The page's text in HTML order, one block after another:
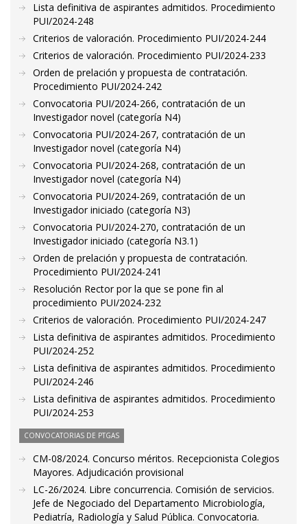
Lista definitiva de aspirantes admitidos. Procedimiento
PUI/2024-248
Criterios de valoración. Procedimiento PUI/2024-244
Criterios de valoración. Procedimiento PUI/2024-233
Orden de prelación y propuesta de contratación.
Procedimiento PUI/2024-242
Convocatoria PUI/2024-266, contratación de un
Investigador novel (categoría N4)
Convocatoria PUI/2024-267, contratación de un
Investigador novel (categoría N4)
Convocatoria PUI/2024-268, contratación de un
Investigador novel (categoría N4)
Convocatoria PUI/2024-269, contratación de un
Investigador iniciado (categoría N3)
Convocatoria PUI/2024-270, contratación de un
Investigador iniciado (categoría N3.1)
Orden de prelación y propuesta de contratación.
Procedimiento PUI/2024-241
Resolución Rector por la que se pone fin al
procedimiento PUI/2024-232
Criterios de valoración. Procedimiento PUI/2024-247
Lista definitiva de aspirantes admitidos. Procedimiento
PUI/2024-252
Lista definitiva de aspirantes admitidos. Procedimiento
PUI/2024-246
Lista definitiva de aspirantes admitidos. Procedimiento
PUI/2024-253
CONVOCATORIAS DE PTGAS
CM-08/2024. Concurso méritos. Recepcionista Colegios
Mayores. Adjudicación provisional
LC-26/2024. Libre concurrencia. Comisión de servicios.
Jefe de Negociado del Departamento Microbiología,
Pediatría, Radiología y Salud Pública. Convocatoria.